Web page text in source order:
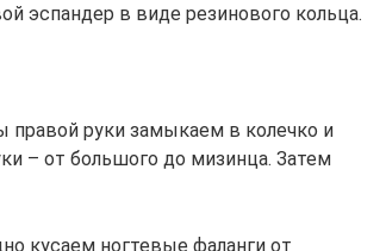
эспандер в виде резинового кольца.
правой руки замыкаем в колечко и
– от большого до мизинца. Затем
кусаем ногтевые фаланги от